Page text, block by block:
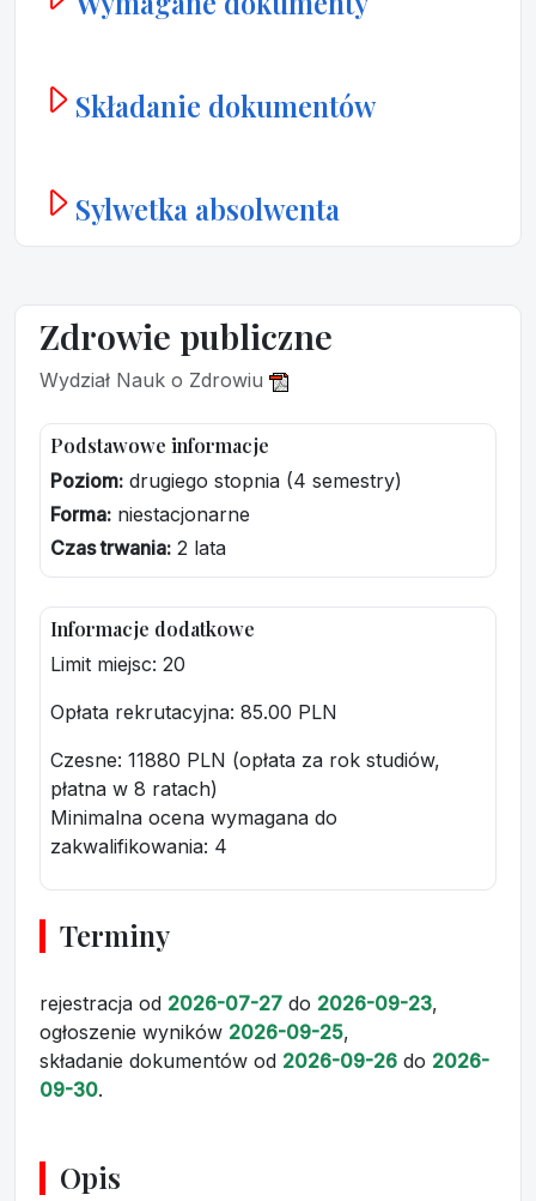
Składanie dokumentów
Sylwetka absolwenta
Zdrowie publiczne
Wydział Nauk o Zdrowiu
Podstawowe informacje
Poziom: drugiego stopnia (4 semestry)
Forma: niestacjonarne
Czas trwania: 2 lata
Informacje dodatkowe
Limit miejsc: 20
Opłata rekrutacyjna: 85.00 PLN
Czesne: 11880 PLN (opłata za rok studiów,
płatna w 8 ratach)
Minimalna ocena wymagana do
zakwalifikowania: 4
Terminy
rejestracja od 2026-07-27 do 2026-09-23,
ogłoszenie wyników 2026-09-25,
składanie dokumentów od 2026-09-26 do 2026-
09-30.
Opis